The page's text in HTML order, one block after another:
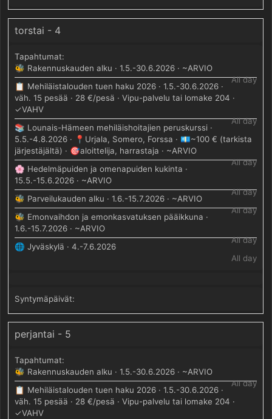
torstai - 4
🐝 Rakennuskauden alku · 1.5.-30.6.2026 · ~ARVIO
All day
📋 Mehiläistalouden tuen haku 2026 · 1.5.-30.6.2026 ·
väh. 15 pesää · 28 €/pesä · Vipu-palvelu tai lomake 204 ·
✓VAHV
All day
📚 Lounais-Hämeen mehiläishoitajien peruskurssi ·
5.5.-4.8.2026 · 📍Urjala, Somero, Forssa · 💶~100 € (tarkista
järjestäjältä) · 🎯aloittelija, harrastaja · ~ARVIO
All day
🌸 Hedelmäpuiden ja omenapuiden kukinta ·
15.5.-15.6.2026 · ~ARVIO
All day
🐝 Parveilukauden alku · 1.6.-15.7.2026 · ~ARVIO
All day
🐝 Emonvaihdon ja emonkasvatuksen pääikkuna ·
1.6.-15.7.2026 · ~ARVIO
All day
🌐 Jyväskylä · 4.-7.6.2026
All day
perjantai - 5
🐝 Rakennuskauden alku · 1.5.-30.6.2026 · ~ARVIO
All day
📋 Mehiläistalouden tuen haku 2026 · 1.5.-30.6.2026 ·
väh. 15 pesää · 28 €/pesä · Vipu-palvelu tai lomake 204 ·
✓VAHV